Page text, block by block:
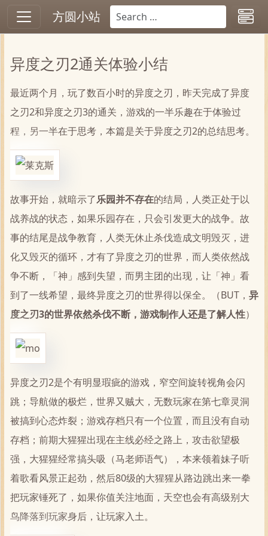
方圆小站
异度之刃2通关体验小结
最近两个月，玩了数百小时的异度之刃，昨天完成了异度
之刃2和异度之刃3的通关，游戏的一半乐趣在于体验过
程，另一半在于思考，本篇是关于异度之刃2的总结思考。
故事开始，就暗示了乐园并不存在的结局，人类正处于以
战养战的状态，如果乐园存在，只会引发更大的战争。故
事的结尾是战争教育，人类无休止杀伐造成文明毁灭，进
化又毁灭的循环，才有了异度之刃的世界，而人类依然战
争不断，「神」感到失望，而男主团的出现，让「神」看
到了一线希望，最终异度之刃的世界得以保全。（BUT， 异
度之刃3的世界依然杀伐不断，游戏制作人还是了解人性）
异度之刃2是个有明显瑕疵的游戏，窄空间旋转视角会闪
跳；导航做的极烂，世界又贼大，无数玩家在第七章灵洞
被搞到心态炸裂；游戏存档只有一个位置，而且没有自动
存档；前期大猩猩出现在主线必经之路上，攻击欲望极
强，大猩猩经常搞头吸（马老师语气），本来领着妹子听
着歌看风景正起劲，然后80级的大猩猩从路边跳出来一拳
把玩家锤死了，如果你值关注地面，天空也会有高级别大
鸟降落到玩家身后，让玩家入土。